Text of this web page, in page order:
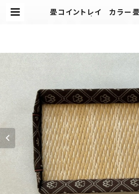
畳コイントレイ カラー